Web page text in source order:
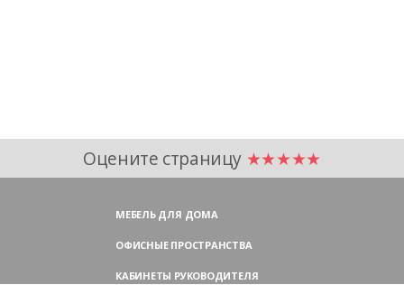
Оцените страницу ★★★★★
МЕБЕЛЬ ДЛЯ ДОМА
ОФИСНЫЕ ПРОСТРАНСТВА
КАБИНЕТЫ РУКОВОДИТЕЛЯ